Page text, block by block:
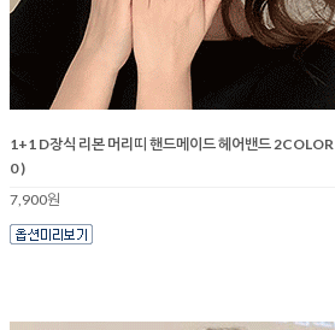
1+1 D장식 리본 머리띠 핸드메이드 헤어밴드 2COLOR
0 )
7,900원